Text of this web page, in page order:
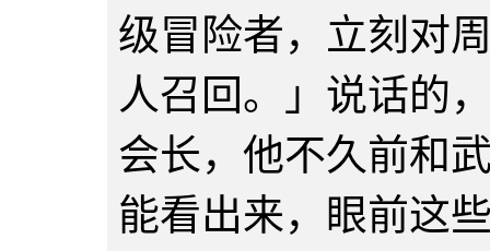
级冒险者，立刻对
人召回。」说话的
会长，他不久前和
能看出来，眼前这